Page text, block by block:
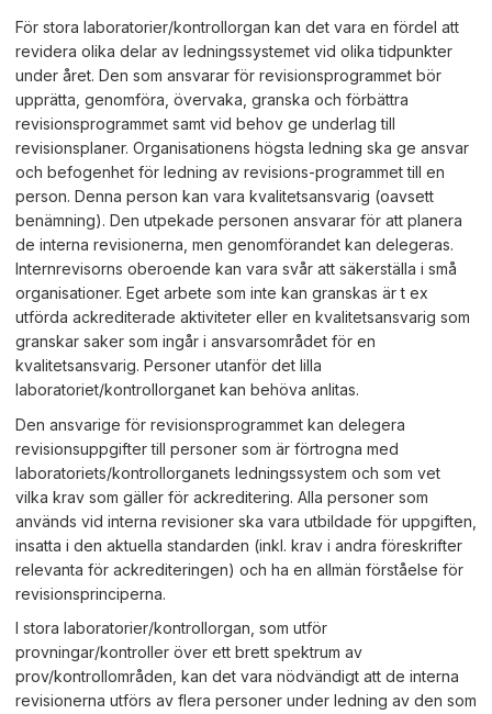
För stora laboratorier/kontrollorgan kan det vara en fördel att
revidera olika delar av ledningssystemet vid olika tidpunkter
under året. Den som ansvarar för revisionsprogrammet bör
upprätta, genomföra, övervaka, granska och förbättra
revisionsprogrammet samt vid behov ge underlag till
revisionsplaner. Organisationens högsta ledning ska ge ansvar
och befogenhet för ledning av revisions-programmet till en
person. Denna person kan vara kvalitetsansvarig (oavsett
benämning). Den utpekade personen ansvarar för att planera
de interna revisionerna, men genomförandet kan delegeras.
Internrevisorns oberoende kan vara svår att säkerställa i små
organisationer. Eget arbete som inte kan granskas är t ex
utförda ackrediterade aktiviteter eller en kvalitetsansvarig som
granskar saker som ingår i ansvarsområdet för en
kvalitetsansvarig. Personer utanför det lilla
laboratoriet/kontrollorganet kan behöva anlitas.
Den ansvarige för revisionsprogrammet kan delegera
revisionsuppgifter till personer som är förtrogna med
laboratoriets/kontrollorganets ledningssystem och som vet
vilka krav som gäller för ackreditering. Alla personer som
används vid interna revisioner ska vara utbildade för uppgiften,
insatta i den aktuella standarden (inkl. krav i andra föreskrifter
relevanta för ackrediteringen) och ha en allmän förståelse för
revisionsprinciperna.
I stora laboratorier/kontrollorgan, som utför
provningar/kontroller över ett brett spektrum av
prov/kontrollområden, kan det vara nödvändigt att de interna
revisionerna utförs av flera personer under ledning av den som